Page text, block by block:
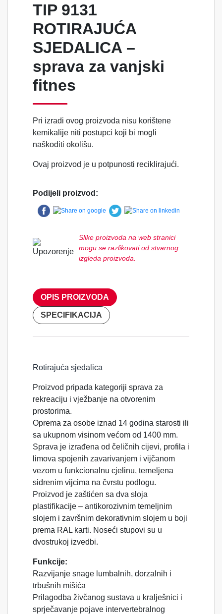
TIP 9131
ROTIRAJUĆA
SJEDALICA –
sprava za vanjski
fitnes
Pri izradi ovog proizvoda nisu korištene
kemikalije niti postupci koji bi mogli
naškoditi okolišu.
Ovaj proizvod je u potpunosti reciklirajući.
Podijeli proizvod:
Slike proizvoda na web stranici
mogu se razlikovati od stvarnog
izgleda proizvoda.
OPIS PROIZVODA
SPECIFIKACIJA
Rotirajuća sjedalica
Proizvod pripada kategoriji sprava za
rekreaciju i vježbanje na otvorenim
prostorima.
Oprema za osobe iznad 14 godina starosti ili
sa ukupnom visinom većom od 1400 mm.
Sprava je izrađena od čeličnih cijevi, profila i
limova spojenih zavarivanjem i vijčanom
vezom u funkcionalnu cjelinu, temeljena
sidrenim vijcima na čvrstu podlogu.
Proizvod je zaštićen sa dva sloja
plastifikacije – antikorozivnim temeljnim
slojem i završnim dekorativnim slojem u boji
prema RAL karti. Noseći stupovi su u
dvostrukoj izvedbi.
Funkcije:
Razvijanje snage lumbalnih, dorzalnih i
trbušnih mišića
Prilagodba živčanog sustava u kralješnici i
sprječavanje pojave intervertebralnog